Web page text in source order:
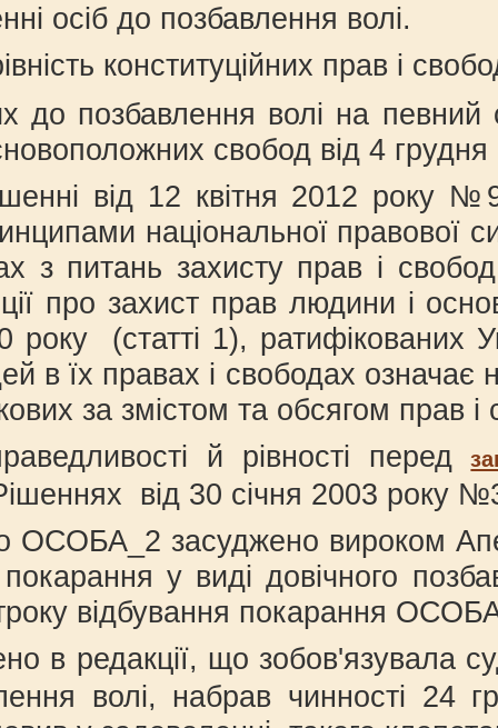
осіб до позбавлення волі.
конституційних прав і
позбавлення волі на певний
свобод від 4
від 12 квітня 2012 року
національної
питань захисту прав і
про захист прав людини і
(статті 1),
в їх правах і свободах
за змістом та обсягом
й рівності перед
від 30 січня 2003 року
ОСОБА_2 засуджено вироком
у виді довічного
відбування покарання
в редакції, що зобов'язувала
волі, набрав чинності 24